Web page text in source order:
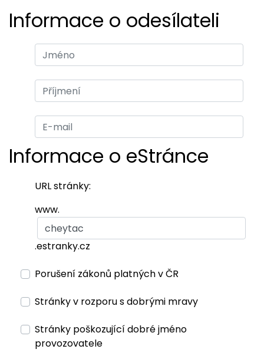
Informace o odesílateli
Informace o eStránce
URL stránky:
www.
.estranky.cz
Porušení zákonů platných v ČR
Stránky v rozporu s dobrými mravy
Stránky poškozující dobré jméno
provozovatele